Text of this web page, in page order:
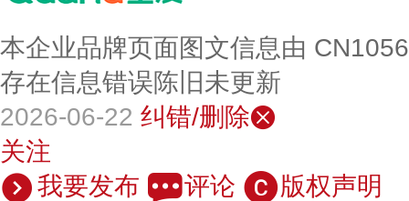
本企业品牌页面图文信息由
存在信息错误陈旧未更新
2026-06-22 纠错/删除
关注
我要发布
评论 版权声明